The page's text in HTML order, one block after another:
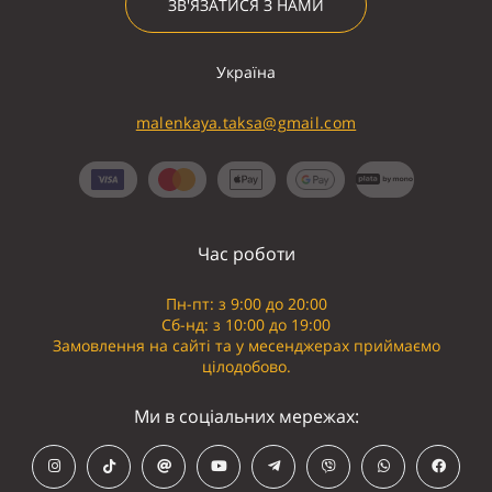
ЗВ'ЯЗАТИСЯ З НАМИ
Україна
malenkaya.taksa@gmail.com
Час роботи
Пн-пт: з 9:00 до 20:00
Сб-нд: з 10:00 до 19:00
Замовлення на сайті та у месенджерах приймаємо
цілодобово.
Ми в соціальних мережах: